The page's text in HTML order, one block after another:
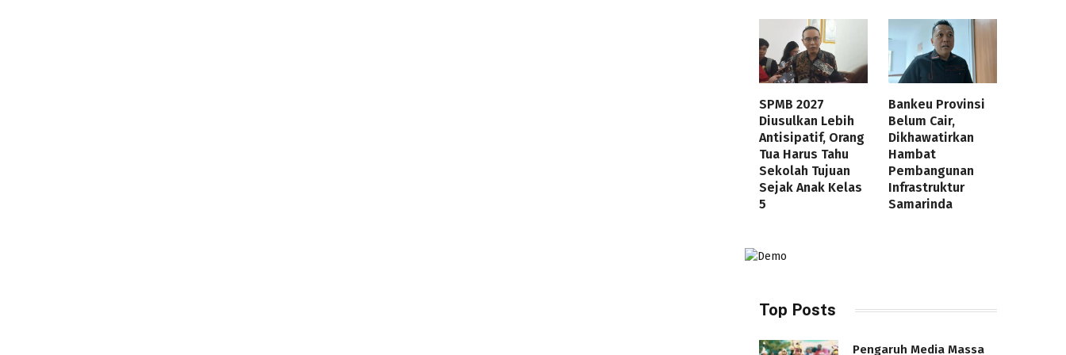
SPMB 2027
Diusulkan Lebih
Antisipatif, Orang
Tua Harus Tahu
Sekolah Tujuan
Sejak Anak Kelas
5
Bankeu Provinsi
Belum Cair,
Dikhawatirkan
Hambat
Pembangunan
Infrastruktur
Samarinda
Top Posts
Pengaruh Media Massa